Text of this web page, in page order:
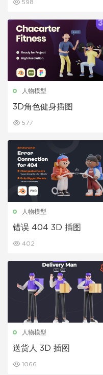
598
人物模型
3D角色健身插图
577
人物模型
错误 404 3D 插图
402
人物模型
送货人 3D 插图
1066